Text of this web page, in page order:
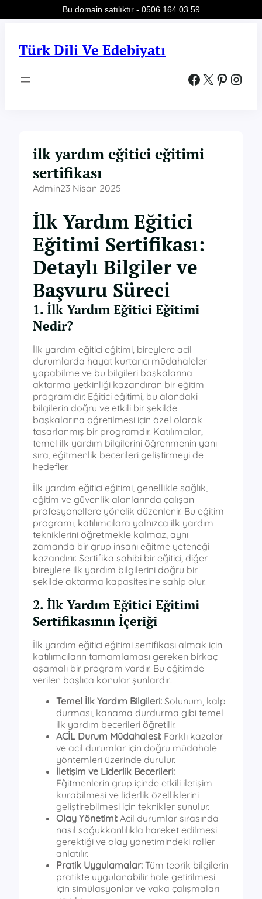
Türk Dili Ve Edebiyatı
Facebook X Pinterest Instagram
ilk yardım eğitici eğitimi
sertifikası
Admin23 Nisan 2025
İlk Yardım Eğitici
Eğitimi Sertifikası:
Detaylı Bilgiler ve
Başvuru Süreci
1. İlk Yardım Eğitici Eğitimi
Nedir?
İlk yardım eğitici eğitimi, bireylere acil
durumlarda hayat kurtarıcı müdahaleler
yapabilme ve bu bilgileri başkalarına
aktarma yetkinliği kazandıran bir eğitim
programıdır. Eğitici eğitimi, bu alandaki
bilgilerin doğru ve etkili bir şekilde
başkalarına öğretilmesi için özel olarak
tasarlanmış bir programdır. Katılımcılar,
temel ilk yardım bilgilerini öğrenmenin yanı
sıra, eğitmenlik becerileri geliştirmeyi de
hedefler.
İlk yardım eğitici eğitimi, genellikle sağlık,
eğitim ve güvenlik alanlarında çalışan
profesyonellere yönelik düzenlenir. Bu eğitim
programı, katılımcılara yalnızca ilk yardım
tekniklerini öğretmekle kalmaz, aynı
zamanda bir grup insanı eğitme yeteneği
kazandırır. Sertifika sahibi bir eğitici, diğer
bireylere ilk yardım bilgilerini doğru bir
şekilde aktarma kapasitesine sahip olur.
2. İlk Yardım Eğitici Eğitimi
Sertifikasının İçeriği
İlk yardım eğitici eğitimi sertifikası almak için
katılımcıların tamamlaması gereken birkaç
aşamalı bir program vardır. Bu eğitimde
verilen başlıca konular şunlardır:
Temel İlk Yardım Bilgileri: Solunum, kalp
durması, kanama durdurma gibi temel
ilk yardım becerileri öğretilir.
ACİL Durum Müdahalesi: Farklı kazalar
ve acil durumlar için doğru müdahale
yöntemleri üzerinde durulur.
İletişim ve Liderlik Becerileri:
Eğitmenlerin grup içinde etkili iletişim
kurabilmesi ve liderlik özelliklerini
geliştirebilmesi için teknikler sunulur.
Olay Yönetimi: Acil durumlar sırasında
nasıl soğukkanlılıkla hareket edilmesi
gerektiği ve olay yönetimindeki roller
anlatılır.
Pratik Uygulamalar: Tüm teorik bilgilerin
pratikte uygulanabilir hale getirilmesi
için simülasyonlar ve vaka çalışmaları
Bu domain satılıktır - 0506 164 03 59